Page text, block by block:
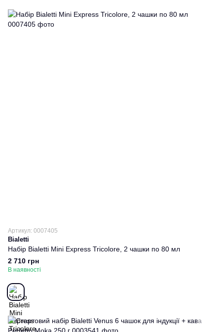
Артикул: 0007405
Bialetti
Набір Bialetti Mini Express Tricolore, 2 чашки по 80 мл
2 710 грн
В наявності